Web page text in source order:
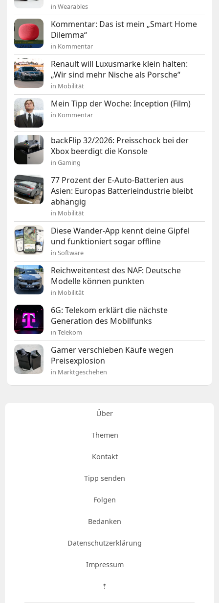
in Wearables
Kommentar: Das ist mein „Smart Home
Dilemma“
in Kommentar
Renault will Luxusmarke klein halten:
„Wir sind mehr Nische als Porsche“
in Mobilität
Mein Tipp der Woche: Inception (Film)
in Kommentar
backFlip 32/2026: Preisschock bei der
Xbox beerdigt die Konsole
in Gaming
77 Prozent der E-Auto-Batterien aus
Asien: Europas Batterieindustrie bleibt
abhängig
in Mobilität
Diese Wander-App kennt deine Gipfel
und funktioniert sogar offline
in Software
Reichweitentest des NAF: Deutsche
Modelle können punkten
in Mobilität
6G: Telekom erklärt die nächste
Generation des Mobilfunks
in Telekom
Gamer verschieben Käufe wegen
Preisexplosion
in Marktgeschehen
Über
Themen
Kontakt
Tipp senden
Folgen
Bedanken
Datenschutzerklärung
Impressum
⇡